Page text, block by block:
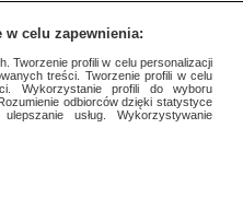
w celu zapewnienia:
Tworzenie profili w celu personalizacji
treści. Tworzenie profili w celu
Wykorzystanie profili do wyboru
odbiorców dzięki statystyce
usług. Wykorzystywanie